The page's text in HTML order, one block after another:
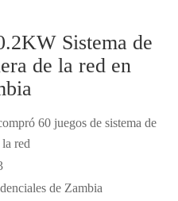
Sistema de
de la red en
60 juegos de sistema de
red
de Zambia